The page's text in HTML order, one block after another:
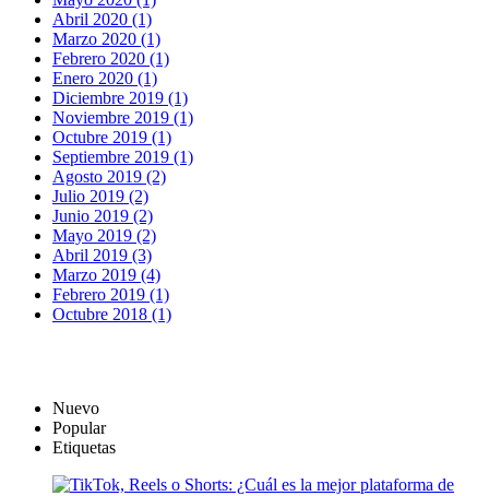
Abril 2020 (1)
Marzo 2020 (1)
Febrero 2020 (1)
Enero 2020 (1)
Diciembre 2019 (1)
Noviembre 2019 (1)
Octubre 2019 (1)
Septiembre 2019 (1)
Agosto 2019 (2)
Julio 2019 (2)
Junio 2019 (2)
Mayo 2019 (2)
Abril 2019 (3)
Marzo 2019 (4)
Febrero 2019 (1)
Octubre 2018 (1)
Nuevo
Popular
Etiquetas